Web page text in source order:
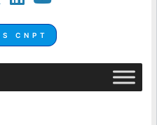
CNPT